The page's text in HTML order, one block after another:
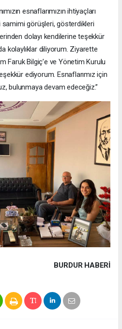
esnaflarımızın ihtiyaçları
görüşleri, gösterdikleri
dolayı kendilerine teşekkür
kolaylıklar diliyorum. Ziyarette
Faruk Bilgiç’e ve Yönetim Kurulu
ediyorum. Esnaflarımız için
bulunmaya devam edeceğiz.”
BURDUR HABERİ